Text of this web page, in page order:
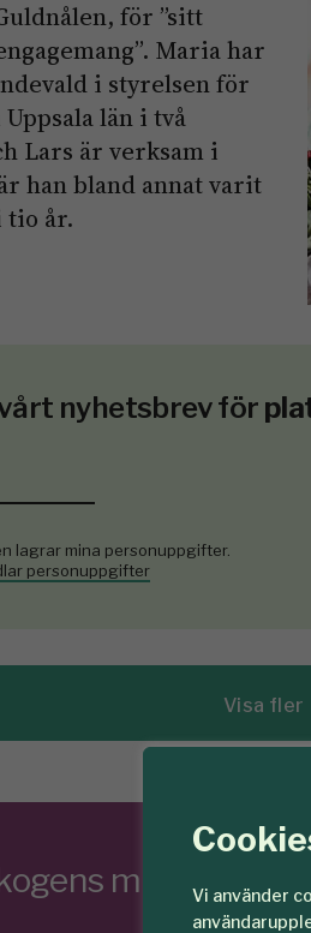
Vi använder
för ”sitt
Maria har
i styrelsen för
län i två
Lars är verksam i
han bland annat varit
tio år.
nyhetsbrev för
lagrar mina personuppgifter.
personuppgifter
Visa fler
medlemmar